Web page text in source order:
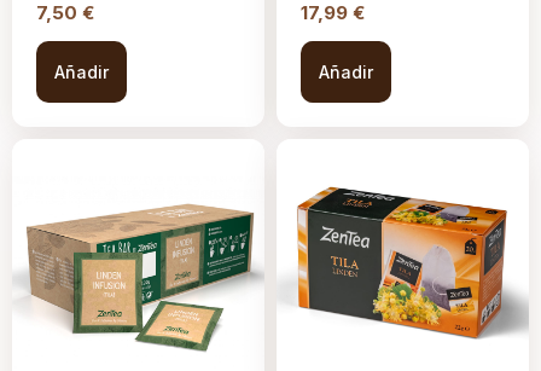
7,50 €
Añadir
17,99 €
Añadir